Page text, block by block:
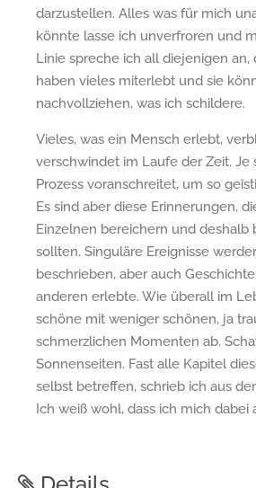
darzustellen. Alles was für mich
könnte lasse ich unverfroren und
Linie spreche ich all diejenigen an,
haben vieles miterlebt und sie
nachvollziehen, was ich schildere.
Vieles, was ein Mensch erlebt,
verschwindet im Laufe der Zeit. Je
Prozess voranschreitet, um so
Es sind aber diese Erinnerungen,
Einzelnen bereichern und deshalb
sollten. Singuläre Ereignisse
beschrieben, aber auch
anderen erlebte. Wie überall im
schöne mit weniger schönen, ja
schmerzlichen Momenten ab.
Sonnenseiten. Fast alle Kapitel
selbst betreffen, schrieb ich aus
Ich weiß wohl, dass ich mich dabei